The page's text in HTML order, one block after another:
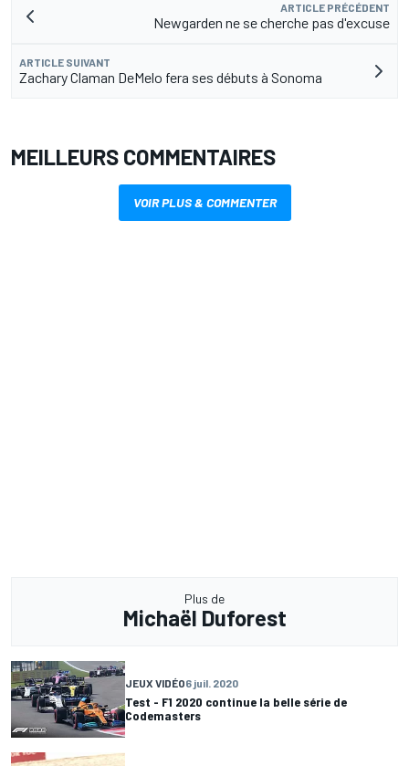
ARTICLE PRÉCÉDENT
Newgarden ne se cherche pas d'excuse
ARTICLE SUIVANT
Zachary Claman DeMelo fera ses débuts à Sonoma
MEILLEURS COMMENTAIRES
VOIR PLUS & COMMENTER
Plus de
Michaël Duforest
JEUX VIDÉO6 juil. 2020
Test - F1 2020 continue la belle série de
Codemasters